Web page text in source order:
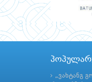
„ვახტანგ